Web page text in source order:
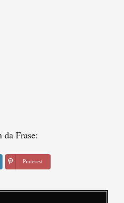
da Frase:
Pinterest